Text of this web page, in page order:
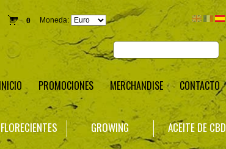
0 Moneda:
INICIO PROMOCIONES MERCHANDISE CONTACTO
GROWING ACEITE DE CBD